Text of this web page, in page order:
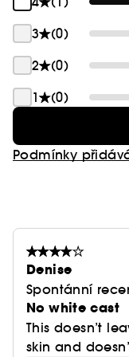
Gentle Reset
exfoliaci a
Chcete-li se
Sephora, klikněte
3
(0)
2
(0)
1
(0)
Podmínky
Denise
Spontánní
No white cast
This doesn’t
skin and